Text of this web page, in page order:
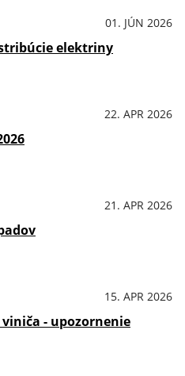
01. JÚN 2026
elektriny
22. APR 2026
21. APR 2026
15. APR 2026
- upozornenie